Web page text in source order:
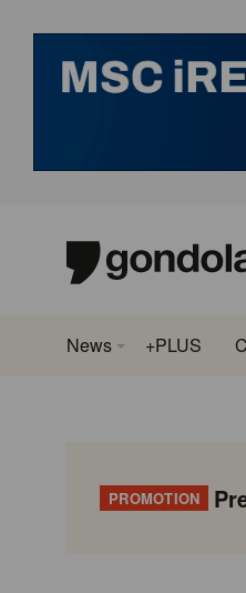
News +PLUS
PROMOTION